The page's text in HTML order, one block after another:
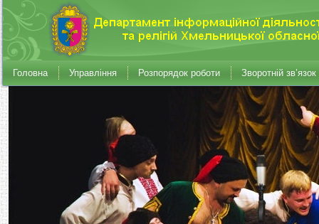
Головна Управління Розпорядок роботи Зворотній зв’язок